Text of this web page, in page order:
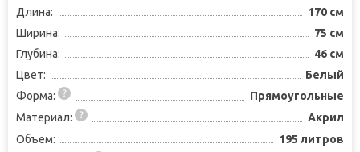
Длина:
170 см
Ширина:
75 см
Глубина:
46 см
Цвет:
Белый
Форма:
Прямоугольные
Материал:
Акрил
Объем:
195 литров